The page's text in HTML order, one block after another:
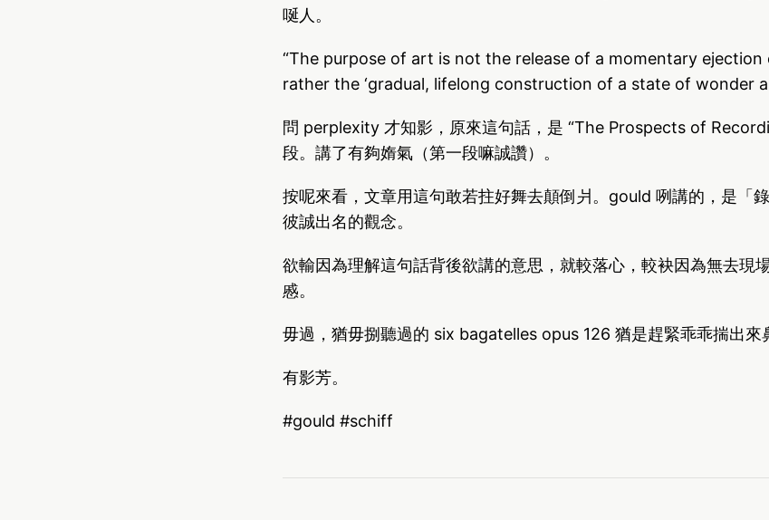
唌人。
“The purpose of art is not the release of a momentary ejection
rather the ‘gradual, lifelong construction of a state of wonder
問 perplexity 才知影，原來這句話，是 “The Prospects of
段。講了有夠媠氣（第一段嘛誠讚）。
按呢來看，文章用這句敢若拄好舞去顛倒爿。gould 咧講的，是「
彼誠出名的觀念。
欲輸因為理解這句話背後欲講的意思，就較落心，較袂因為無去現
慼。
毋過，猶毋捌聽過的 six bagatelles opus 126 猶是趕緊乖乖揣出來
有影芳。
#gould #schiff